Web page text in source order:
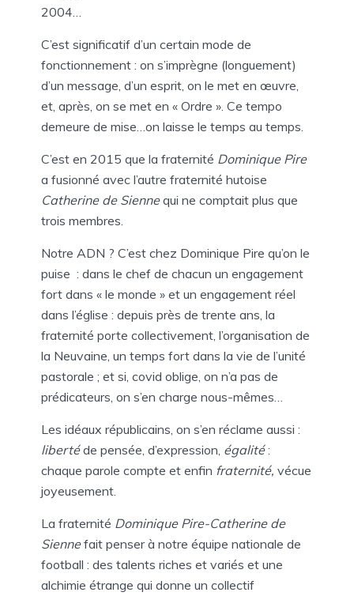
2004…
C’est significatif d’un certain mode de
fonctionnement : on s’imprègne (longuement)
d’un message, d’un esprit, on le met en œuvre,
et, après, on se met en « Ordre ». Ce tempo
demeure de mise…on laisse le temps au temps.
C’est en 2015 que la fraternité Dominique Pire
a fusionné avec l’autre fraternité hutoise
Catherine de Siennequi ne comptait plus que
trois membres.
Notre ADN ? C’est chez Dominique Pire qu’on le
puise : dans le chef de chacun un engagement
fort dans « le monde » et un engagement réel
dans l’église : depuis près de trente ans, la
fraternité porte collectivement, l’organisation de
la Neuvaine, un temps fort dans la vie de l’unité
pastorale ; et si, covid oblige, on n’a pas de
prédicateurs, on s’en charge nous-mêmes…
Les idéaux républicains, on s’en réclame aussi :
libertéde pensée, d’expression, égalité:
chaque parole compte et enfin fraternité, vécue
joyeusement.
La fraternité Dominique Pire-Catherine de
Siennefait penser à notre équipe nationale de
football : des talents riches et variés et une
alchimie étrange qui donne un collectif